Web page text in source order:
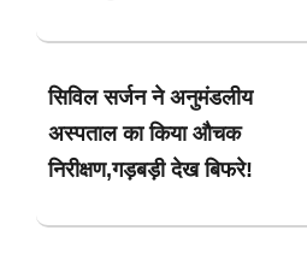
सिविल सर्जन ने अनुमंडलीय
अस्पताल का किया औचक
निरीक्षण,गड़बड़ी देख बिफरे!